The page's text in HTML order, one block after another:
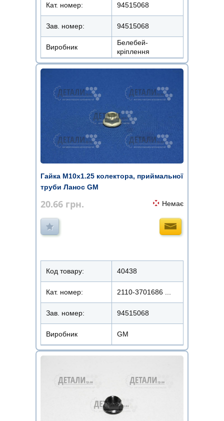
Кат. номер: 94515068
Зав. номер: 94515068
Виробник
Белебей-
кріплення
Гайка М10х1.25 колектора, приймальної
труби Ланос GM
20.66 грн. Немає
Код товару: 40438
Кат. номер: 2110-3701686 ...
Зав. номер: 94515068
Виробник GM